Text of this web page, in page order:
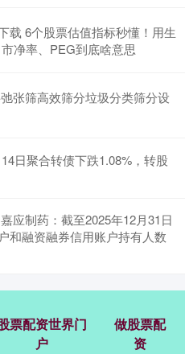
载 6个股票估值指标秒懂！用生
净率、PEG到底啥意思
张筛高效筛分垃圾分类筛分设
日聚合转债下跌1.08%，转股
应制药：截至2025年12月31日
和融资融券信用账户持有人数
票配资世界门
户
做股票配
资